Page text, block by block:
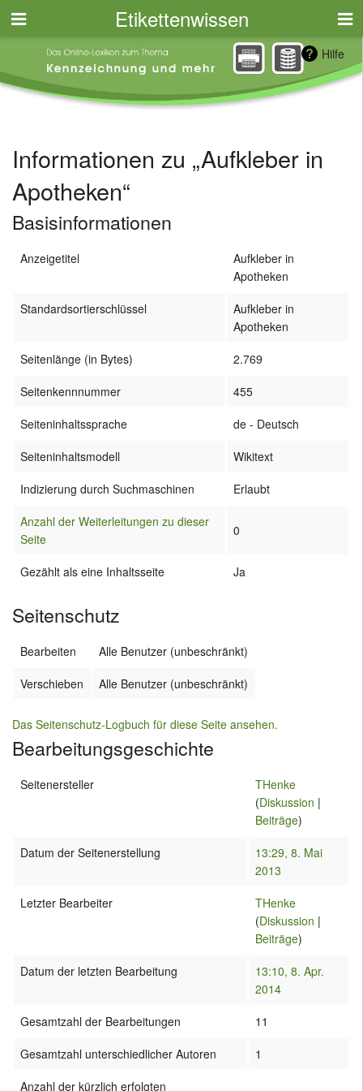
Etikettenwissen
Hilfe
Informationen zu „Aufkleber in
Apotheken“
Basisinformationen
Anzeigetitel
Aufkleber in
Apotheken
Standardsortierschlüssel
Aufkleber in
Apotheken
Seitenlänge (in Bytes)
2.769
Seitenkennnummer
455
Seiteninhaltssprache
de - Deutsch
Seiteninhaltsmodell
Wikitext
Indizierung durch Suchmaschinen
Erlaubt
Anzahl der Weiterleitungen zu dieser
Seite
0
Gezählt als eine Inhaltsseite Ja
Seitenschutz
Bearbeiten
Alle Benutzer (unbeschränkt)
Verschieben
Alle Benutzer (unbeschränkt)
Das Seitenschutz-Logbuch für diese Seite ansehen.
Bearbeitungsgeschichte
Seitenersteller
THenke
(Diskussion |
Beiträge)
Datum der Seitenerstellung
13:29, 8. Mai
2013
Letzter Bearbeiter
THenke
(Diskussion |
Beiträge)
Datum der letzten Bearbeitung
13:10, 8. Apr.
2014
Gesamtzahl der Bearbeitungen
11
Gesamtzahl unterschiedlicher Autoren
1
Anzahl der kürzlich erfolgten